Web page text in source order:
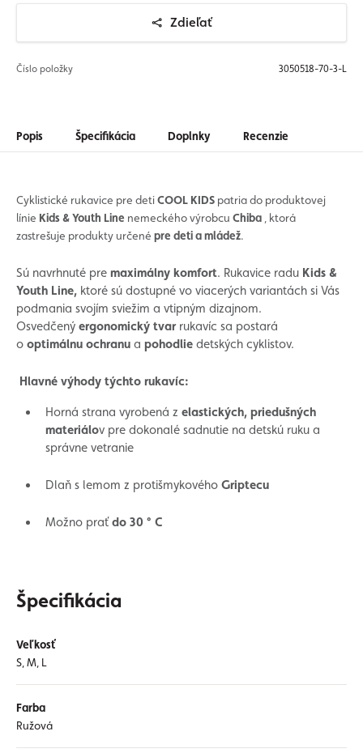
Zdieľať
Číslo položky 3050518-70-3-L
Popis Špecifikácia Doplnky Recenzie
Cyklistické rukavice pre detiCOOL KIDS patria do produktovej
línie Kids & Youth Line nemeckého výrobcu Chiba , ktorá
zastrešuje produkty určené pre deti a mládež.
Sú navrhnuté pre maximálny komfort. Rukavice radu Kids &
Youth Line, ktoré sú dostupné vo viacerých variantách si Vás
podmania svojím sviežim a vtipným dizajnom.
Osvedčený ergonomický tvarrukavíc sa postará
o optimálnu ochranu a pohodlie detských cyklistov.
Hlavné výhody týchto rukavíc:
Horná strana vyrobená z elastických, priedušných
materiálov pre dokonalé sadnutie na detskú ruku a
správne vetranie
Dlaň s lemom z protišmykového Griptecu
Možno praťdo 30 ° C
Špecifikácia
Veľkosť
S, M, L
Farba
Ružová